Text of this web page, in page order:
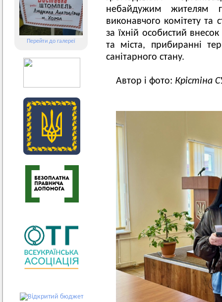
Перейти до галереї
небайдужим жителям
виконавчого комітету та
за їхній особистий
та міста, прибиранні
санітарного стану.
Автор і фото: Крістіна